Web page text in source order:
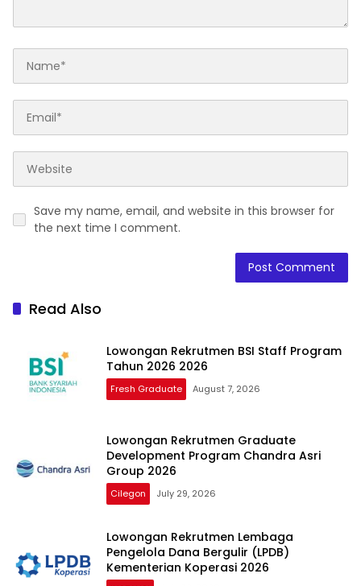
Save my name, email, and website in this browser for
the next time I comment.
Read Also
Lowongan Rekrutmen BSI Staff Program
Tahun 2026 2026
Fresh Graduate August 7, 2026
Lowongan Rekrutmen Graduate
Development Program Chandra Asri
Group 2026
Cilegon July 29, 2026
Lowongan Rekrutmen Lembaga
Pengelola Dana Bergulir (LPDB)
Kementerian Koperasi 2026